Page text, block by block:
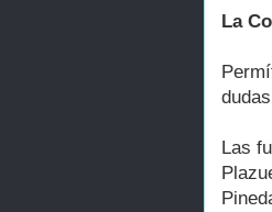
La
Las